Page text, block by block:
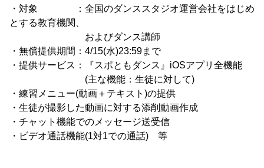
・対象 ：全国のダンススタジオ運営会社をはじめ
とする教育機関、
およびダンス講師
・無償提供期間：4/15(水)23:59まで
・提供サービス：『スポともダンス』iOSアプリ全機能
(主な機能：生徒に対して)
・練習メニュー(動画＋テキスト)の提供
・生徒が撮影した動画に対する添削動画作成
・チャット機能でのメッセージ送受信
・ビデオ通話機能(1対1での通話) 等